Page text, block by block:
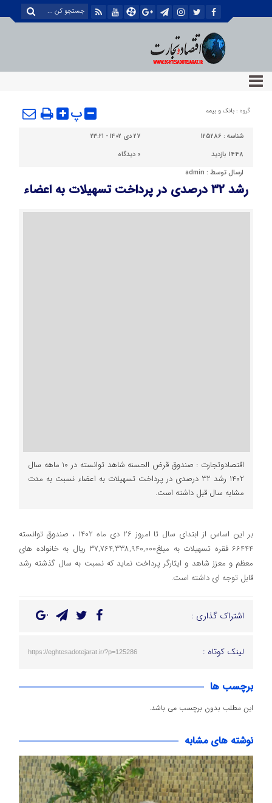
گروه : بانک و بیمه پ
شناسه : 125286
۲۷ دی ۱۴۰۲ - ۲۳:۲۱
1448 بازدید
0 دیدگاه
ارسال توسط : admin
رشد 32 درصدی در پرداخت تسهیلات به اعضاء
اقتصادوتجارت : صندوق قرض الحسنه شاهد توانسته در 10 ماهه سال
1402 رشد 32 درصدی در پرداخت تسهیلات به اعضاء نسبت به مدت
مشابه سال قبل داشته است.
بر این اساس از ابتدای سال تا امروز 26 دی ماه 1402 ، صندوق توانسته
66444 فقره تسهیلات به مبلغ37,764,338,940,000 ریال به خانواده های
معظم و معزز شاهد و ایثارگر پرداخت نماید که نسبت به سال گذشته رشد
قابل توجه ای داشته است.
اشتراک گذاری :
لینک کوتاه : https://eghtesadotejarat.ir/?p=125286
برچسب ها
این مطلب بدون برچسب می باشد.
نوشته های مشابه